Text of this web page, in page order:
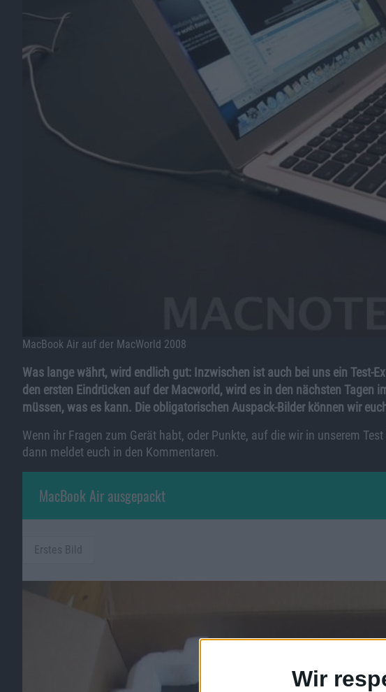
Wir
MacBook Air auf der MacWorld 2008
Was lange währt, wird endlich gut: Inzwischen ist auch bei uns ein Test-
den ersten Eindrücken auf der Macworld, wird es in den nächsten Tagen
müssen, was es kann. Die obligatorischen Auspack-Bilder können wir
Wenn ihr Fragen zum Gerät habt, oder Punkte, auf die wir in unserem
dann meldet euch in den Kommentaren.
MacBook Air ausgepackt
Erstes Bild